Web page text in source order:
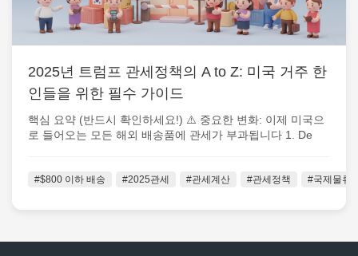
2025년 트럼프 관세정책의 A to Z: 미국 거주 한
인들을 위한 필수 가이드
핵심 요약 (반드시 확인하세요!) ⚠️ 중요한 변화: 이제 미국으
로 들어오는 모든 해외 배송품에 관세가 부과됩니다 1. De
#$800 이하 배송 #2025관세 #관세계산 #관세정책 #국제물류